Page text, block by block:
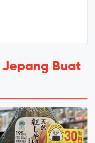
Jepang Buat